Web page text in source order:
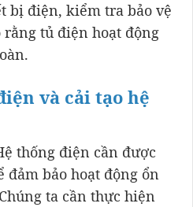
bị điện, kiểm tra bảo vệ
rằng tủ điện hoạt động
và cải tạo hệ
thống điện cần được
bảo hoạt động ổn
ta cần thực hiện